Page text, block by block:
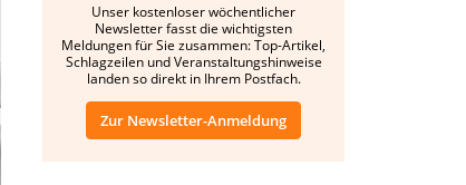
Unser kostenloser wöchentlicher
Newsletter fasst die wichtigsten
Meldungen für Sie zusammen: Top-Artikel,
Schlagzeilen und Veranstaltungshinweise
landen so direkt in Ihrem Postfach.
Zur Newsletter-Anmeldung